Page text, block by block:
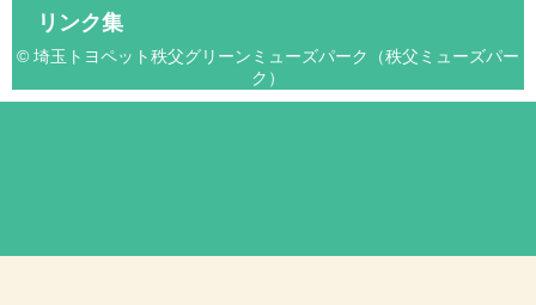
リンク集
© 埼玉トヨペット秩父グリーンミューズパーク（秩父ミューズパー
ク）